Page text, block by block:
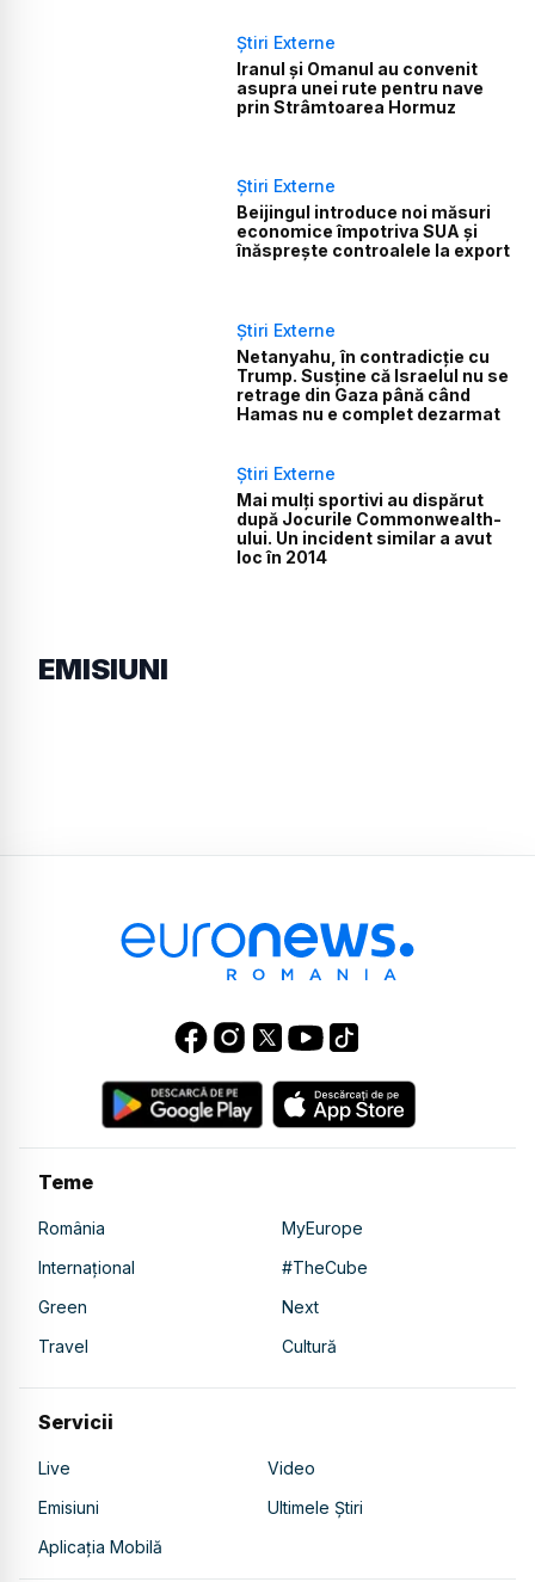
Știri Externe
Iranul și Omanul au convenit
asupra unei rute pentru nave
prin Strâmtoarea Hormuz
Știri Externe
Beijingul introduce noi măsuri
economice împotriva SUA și
înăsprește controalele la export
Știri Externe
Netanyahu, în contradicție cu
Trump. Susține că Israelul nu se
retrage din Gaza până când
Hamas nu e complet dezarmat
Știri Externe
Mai mulți sportivi au dispărut
după Jocurile Commonwealth-
ului. Un incident similar a avut
loc în 2014
EMISIUNI
Teme
România
MyEurope
Internațional
#TheCube
Green
Next
Travel
Cultură
Servicii
Live
Video
Emisiuni
Ultimele Știri
Aplicația Mobilă